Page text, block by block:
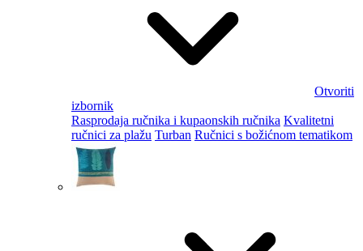
Otvoriti
izbornik
Rasprodaja ručnika i kupaonskih ručnika Kvalitetni
ručnici za plažu Turban Ručnici s božićnom tematikom